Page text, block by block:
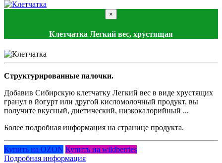
×
Клетчатка Легкий вес, хрустящая
Структурированные палочки.
Добавив Сибирскую клетчатку Легкий вес в виде хрустящих
гранул в йогурт или другой кисломолочный продукт, вы
получите вкусный, диетический, низкокалорийный ...
Более подробная информация на странице продукта.
Купить на OZON Купить на wildberries
Подробная информация